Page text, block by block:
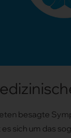
besagte
sich um das